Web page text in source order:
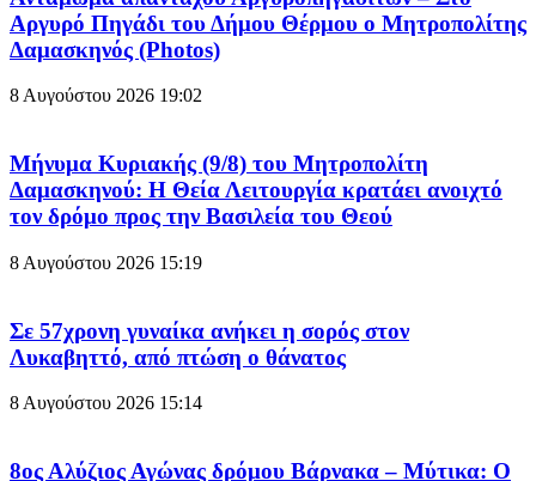
Αργυρό Πηγάδι του Δήμου Θέρμου ο Μητροπολίτης
Δαμασκηνός (Photos)
8 Αυγούστου 2026 19:02
Μήνυμα Κυριακής (9/8) του Μητροπολίτη
Δαμασκηνού: Η Θεία Λειτουργία κρατάει ανοιχτό
τον δρόμο προς την Βασιλεία του Θεού
8 Αυγούστου 2026 15:19
Σε 57χρονη γυναίκα ανήκει η σορός στον
Λυκαβηττό, από πτώση ο θάνατος
8 Αυγούστου 2026 15:14
8ος Αλύζιος Αγώνας δρόμου Βάρνακα – Μύτικα: Ο